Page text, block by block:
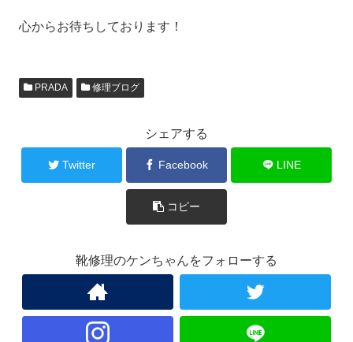
心からお待ちしております！
PRADA 修理ブログ
シェアする
Twitter Facebook LINE
コピー
靴修理のケンちゃんをフォローする